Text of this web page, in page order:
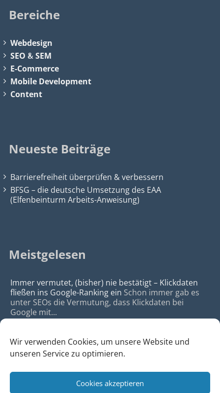
Wir verwenden Cookies, um unsere Website und
unseren Service zu optimieren.
Cookies akzeptieren
Bereiche
Webdesign
SEO &SEM
E-Commerce
Mobile Development
Content
Neueste Beiträge
Barrierefreiheit überprüfen & verbessern
BFSG – die deutsche Umsetzung des EAA
(Elfenbeinturm Arbeits-Anweisung)
Meistgelesen
Immer vermutet, (bisher) nie bestätigt – Klickdaten
fließen ins Google-Ranking ein Schon immer gab es
unter SEOs die Vermutung, dass Klickdaten bei
Google mit...